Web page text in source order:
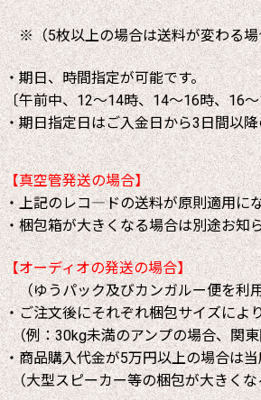
※（5枚以上の場合は送料が変わる場
・期日、時間指定が可能です。
〔午前中、12～14時、14～16時、16
・期日指定日はご入金日から3日間以
【真空管発送の場合】
・上記のレコ―ドの送料が原則適用に
・梱包箱が大きくなる場合は別途お知
【オーディオの発送の場合】
（ゆうパック及びカンガルー便を利
・ご注文後にそれぞれ梱包サイズによ
（例：30kg未満のアンプの場合、関
・商品購入代金が5万円以上の場合は
（大型スピーカー等の梱包が大きくな